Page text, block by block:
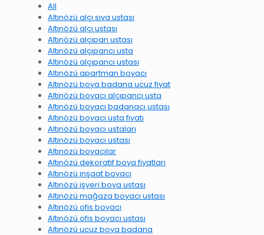
All
Altınözü alçı sıva ustası
Altınözü alçı ustası
Altınözü alçıpan ustası
Altınözü alçıpancı usta
Altınözü alçıpancı ustası
Altınözü apartman boyacı
Altınözü boya badana ucuz fiyat
Altınözü boyacı alçıpancı usta
Altınözü boyacı badanacı ustası
Altınözü boyacı usta fiyatı
Altınözü boyacı ustaları
Altınözü boyacı ustası
Altınözü boyacılar
Altınözü dekoratif boya fiyatları
Altınözü inşaat boyacı
Altınözü işyeri boya ustası
Altınözü mağaza boyacı ustası
Altınözü ofis boyacı
Altınözü ofis boyacı ustası
Altınözü ucuz boya badana